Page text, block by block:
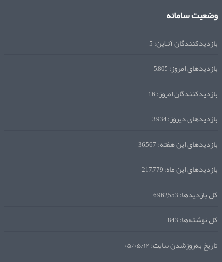
وضعیت سامانه
بازدیدکنندگان آنلاین:5
بازدیدهای امروز:5,805
بازدیدکنندگان امروز:16
بازدیدهای دیروز:3,934
بازدیدهای این هفته:36,567
بازدیدهای این ماه:217,779
کل بازدیدها:6,962,553
کل نوشته‌ها:843
تاریخ به‌روزشدن سایت:۰۵/۰۵/۱۲